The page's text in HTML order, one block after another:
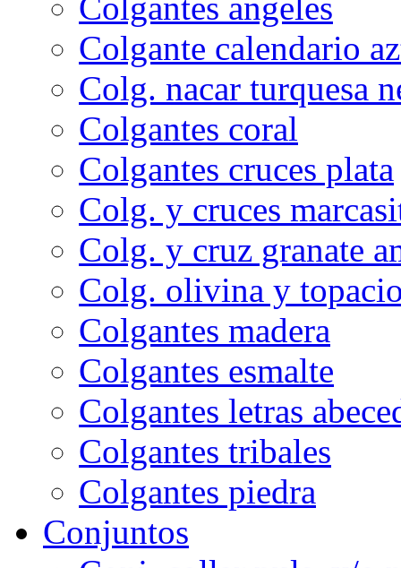
Colgante calendario
Colg. nacar turquesa
Colgantes coral
Colgantes cruces plata
Colg. y cruces
Colg. y cruz granate
Colg. olivina y
Colgantes madera
Colgantes esmalte
Colgantes letras
Colgantes tribales
Colgantes piedra
Conjuntos